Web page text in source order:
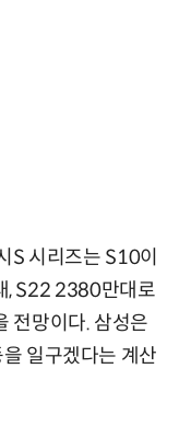
시리즈는 S10이
, S22 2380만대로
전망이다. 삼성은
일구겠다는 계산